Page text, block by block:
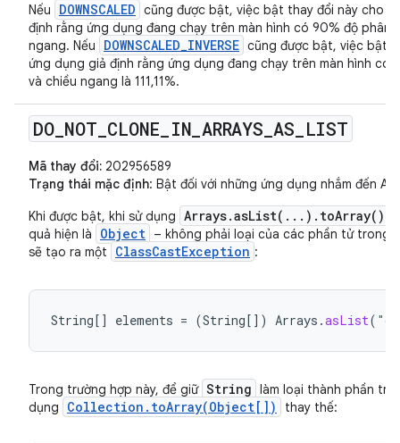
Nếu
DOWNSCALED cũng được bật, việc bật thay đổi này cho
định rằng ứng dụng đang chạy trên màn hình có 90% độ
ngang. Nếu
DOWNSCALED_INVERSE cũng được bật, việc bật
ứng dụng giả định rằng ứng dụng đang chạy trên màn hình có
và chiều ngang là 111,11%.
DO_ NOT CLONE IN ARRAYS AS LIST
Mã thay đổi: 202956589
Trạng thái mặc định: Bật đối với những ứng dụng nhắm đến
Khi được bật, khi sử dụng Arrays.asList(...).toArray()
quả hiện là
Object – không phải loại của các phần tử trong
sẽ tạo ra một
ClassCastException :
String [] elements = (String [] ) Arrays .asList(
Trong trường hợp này, để giữ String làm loại thành phần
dụng
Collection.toArray(Object[]) thay thế: